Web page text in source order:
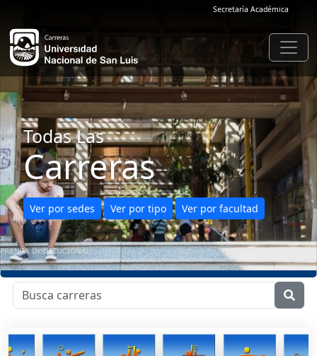
Secretaría Académica
Todas Las
Carreras
Ver por sedes Ver por tipo Ver por facultad